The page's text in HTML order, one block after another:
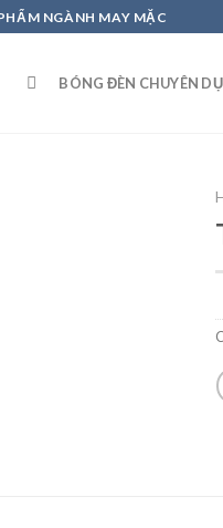
NGÀNH MAY MẶC
BÓNG ĐÈN CHUYÊN